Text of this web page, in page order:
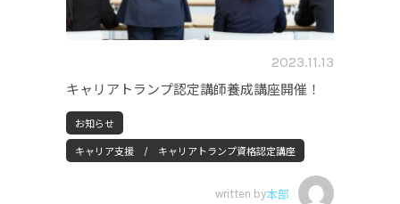
2023.11.13
キャリアトランプ認定講師養成講座開催！
お知らせ
キャリア支援 / キャリアトランプ資格認定講座
written by本部